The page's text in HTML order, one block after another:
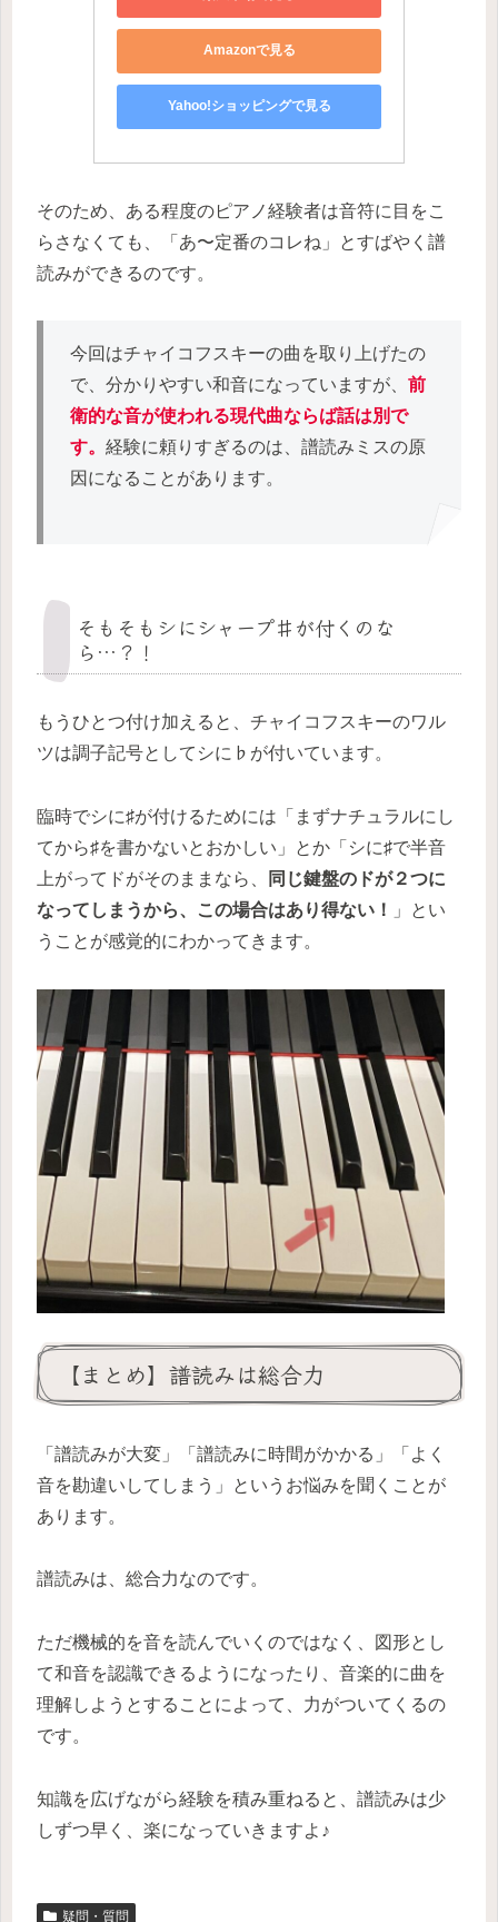
Amazonで見る
Yahoo!ショッピングで見る
そのため、ある程度のピアノ経験者は音符に目をこ
らさなくても、「あ〜定番のコレね」とすばやく譜
読みができるのです。
今回はチャイコフスキーの曲を取り上げたの
で、分かりやすい和音になっていますが、 前
衛的な音が使われる現代曲ならば話は別で
す。 経験に頼りすぎるのは、譜読みミスの原
因になることがあります。
そもそもシにシャープ♯が付くのな
ら…？！
もうひとつ付け加えると、チャイコフスキーのワル
ツは調子記号としてシに♭が付いています。
臨時でシに♯が付けるためには「まずナチュラルにし
てから♯を書かないとおかしい」とか「シに♯で半音
上がってドがそのままなら、
同じ鍵盤のドが２つに
なってしまうから、この場合はあり得ない！
」とい
うことが感覚的にわかってきます。
【まとめ】譜読みは総合力
「譜読みが大変」「譜読みに時間がかかる」「よく
音を勘違いしてしまう」というお悩みを聞くことが
あります。
譜読みは、総合力なのです。
ただ機械的を音を読んでいくのではなく、図形とし
て和音を認識できるようになったり、音楽的に曲を
理解しようとすることによって、力がついてくるの
です。
知識を広げながら経験を積み重ねると、譜読みは少
しずつ早く、楽になっていきますよ♪
疑問・質問